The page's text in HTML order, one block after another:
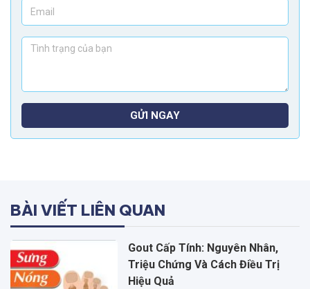
GỬI NGAY
BÀI VIẾT LIÊN QUAN
Gout Cấp Tính: Nguyên Nhân,
Triệu Chứng Và Cách Điều Trị
Hiệu Quả